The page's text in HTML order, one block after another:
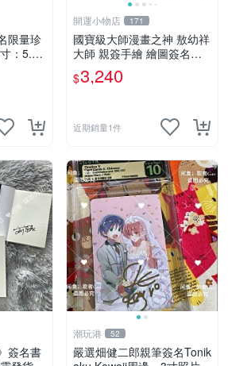
限量珍
：5.5×
推薦收
夏天》
開運小物店 171
國寶級大師漫畫之神 敖幼祥
大師 親簽手繪 繪圖簽名書
機會難得敖大師一輩子繪圖
創作多年有一句老師最金典
$3,240
近期銷量1件
簽名書
潮玩港 52
嚴選畑健二郎親筆簽名Tonik